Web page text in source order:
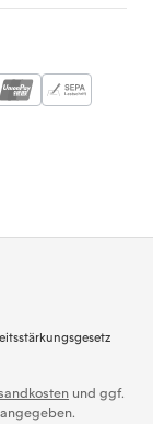
und ggf.